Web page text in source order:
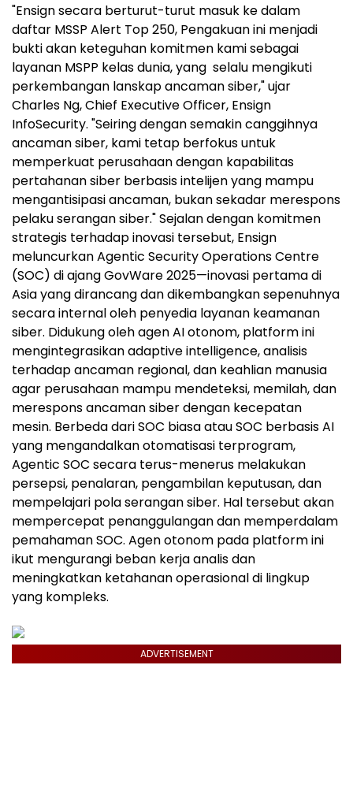
"Ensign secara berturut-turut masuk ke dalam
daftar MSSP Alert Top 250, Pengakuan ini menjadi
bukti akan keteguhan komitmen kami sebagai
layanan MSPP kelas dunia, yang selalu mengikuti
perkembangan lanskap ancaman siber," ujar
Charles Ng, Chief Executive Officer, Ensign
InfoSecurity. "Seiring dengan semakin canggihnya
ancaman siber, kami tetap berfokus untuk
memperkuat perusahaan dengan kapabilitas
pertahanan siber berbasis intelijen yang mampu
mengantisipasi ancaman, bukan sekadar merespons
pelaku serangan siber." Sejalan dengan komitmen
strategis terhadap inovasi tersebut, Ensign
meluncurkan Agentic Security Operations Centre
(SOC) di ajang GovWare 2025—inovasi pertama di
Asiayang dirancang dan dikembangkan sepenuhnya
secara internal oleh penyedia layanan keamanan
siber. Didukung oleh agen AI otonom, platform ini
mengintegrasikan adaptive intelligence, analisis
terhadap ancaman regional, dan keahlian manusia
agar perusahaan mampu mendeteksi, memilah, dan
merespons ancaman siber dengan kecepatan
mesin. Berbeda dari SOC biasa atau SOC berbasis AI
yang mengandalkan otomatisasi terprogram,
Agentic SOC secara terus-menerus melakukan
persepsi, penalaran, pengambilan keputusan, dan
mempelajari pola serangan siber. Hal tersebut akan
mempercepat penanggulangan dan memperdalam
pemahaman SOC. Agen otonom pada platform ini
ikut mengurangi beban kerja analis dan
meningkatkan ketahanan operasional di lingkup
yang kompleks.
ADVERTISEMENT